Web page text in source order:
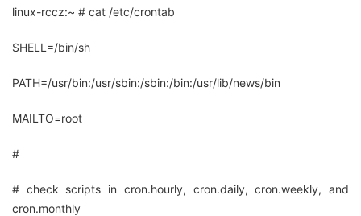
linux-rccz:~ # cat /etc/crontab
SHELL=/bin/sh
PATH=/usr/bin:/usr/sbin:/sbin:/bin:/usr/lib/news/bin
MAILTO=root
#
# check scripts in cron.hourly, cron.daily, cron.weekly, and
cron.monthly